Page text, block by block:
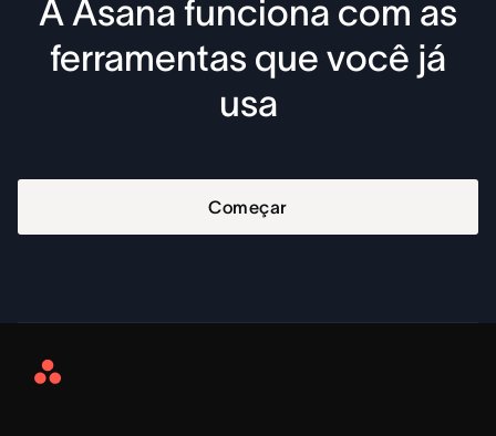
A Asana funciona com as
ferramentas que você já
usa
Começar
Asana